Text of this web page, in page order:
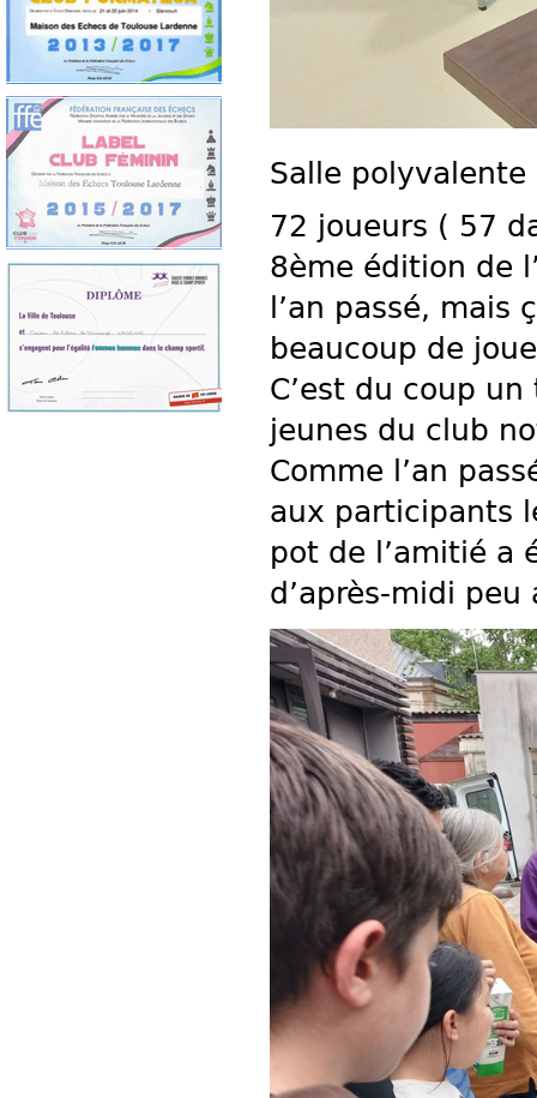
Salle
72 joueurs ( 57
8ème édition de
l’an passé, mais
beaucoup de
C’est du coup
jeunes du club
Comme l’an
aux participants
pot de l’amitié a
d’après-midi